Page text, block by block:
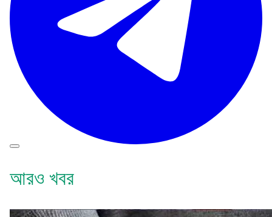
আরও খবর